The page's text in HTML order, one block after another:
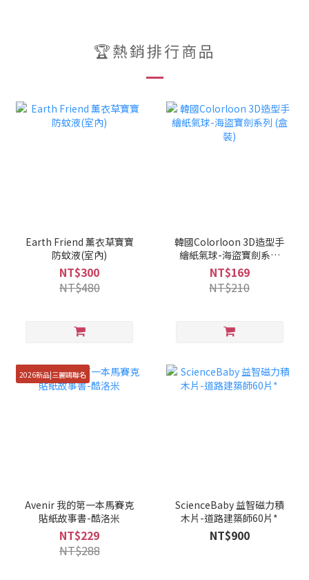
🏆熱銷排行商品
Earth Friend 薰衣草寶寶
防蚊液(室內)
NT$300
NT$480
韓國Colorloon 3D造型手
繪紙氣球-海盜寶劍系列
(盒裝)
NT$169
NT$210
2026新品|三麗鷗聯名
Avenir 我的第一本馬賽克
貼紙故事書-酷洛米
NT$229
NT$288
ScienceBaby 益智磁力積
木片-道路建築師60片*
NT$900